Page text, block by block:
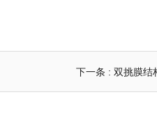
下一条 :双挑膜结